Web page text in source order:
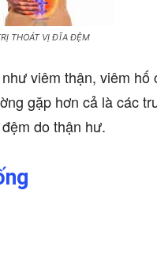
THOÁT VỊ ĐĨA ĐỆM
viêm thận, viêm hố
gặp hơn cả là các
do thận hư.